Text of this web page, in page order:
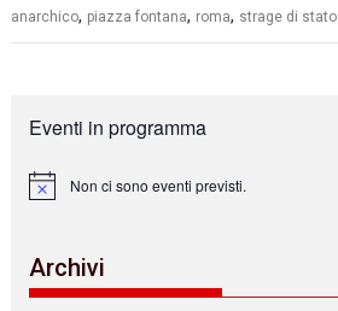
anarchico, piazza fontana, roma, strage di stato
Eventi in programma
N
c
e
Non ci sono eventi previsti.
Archivi